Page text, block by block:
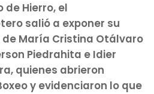
de Hierro, el
salió a exponer su
María Cristina Otálvaro
Piedrahita e Idier
quienes abrieron
y evidenciaron lo que